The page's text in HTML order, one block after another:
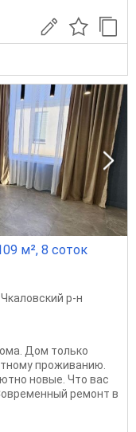
м², 8 соток
Чкаловский р-н
Дом только
проживанию.
новые. Что вас
ремонт в